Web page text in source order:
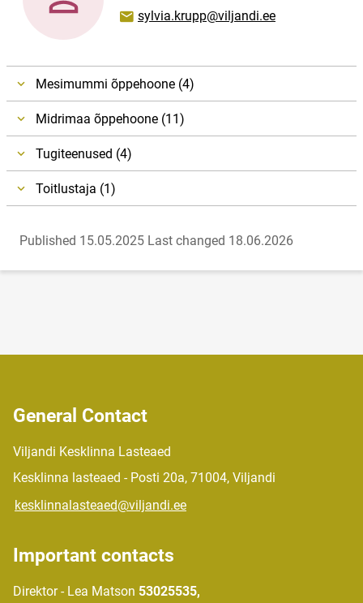
Email address
sylvia.krupp@viljandi.ee
Mesimummi õppehoone (4)
Midrimaa õppehoone (11)
Tugiteenused (4)
Toitlustaja (1)
Published 15.05.2025 Last changed 18.06.2026
General Contact
Viljandi Kesklinna Lasteaed
Kesklinna lasteaed - Posti 20a, 71004, Viljandi
kesklinnalasteaed@viljandi.ee
Important contacts
Direktor - Lea Matson 53025535,